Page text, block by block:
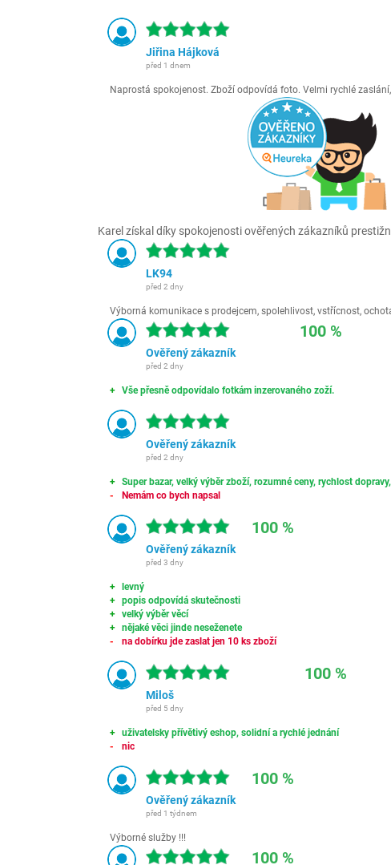
Jiřina Hájková
před 1 dnem
Naprostá spokojenost. Zboží odpovídá foto. Velmi rychlé
Karel získal díky spokojenosti ověřených zákazníků
LK94
před 2 dny
Výborná komunikace s prodejcem, spolehlivost, vstřícnost,
100 %
Ověřený zákazník
před 2 dny
Vše přesně odpovídalo fotkám inzerovaného zoží.
Ověřený zákazník
před 2 dny
Super bazar, velký výběr zboží, rozumné ceny, rychlost
Nemám co bych napsal
100 %
Ověřený zákazník
před 3 dny
levný
popis odpovídá skutečnosti
velký výběr věcí
nějaké věci jinde neseženete
na dobírku jde zaslat jen 10 ks zboží
100 %
Miloš
před 5 dny
uživatelsky přívětivý eshop, solidní a rychlé jednání
nic
100 %
Ověřený zákazník
před 1 týdnem
Výborné služby !!!
100 %